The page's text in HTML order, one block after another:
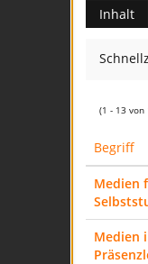
Inhalt
(1 - 13 von
Begriff
Medien
Medien